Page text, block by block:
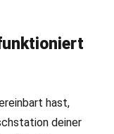
hast,
deiner